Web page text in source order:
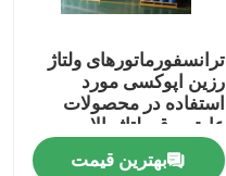
ترانسفورماتورهای ولتاژ
رزین اپوکسی مورد
استفاده در محصولات
عایق برق ولتاژ بالا
بهترین قیمت